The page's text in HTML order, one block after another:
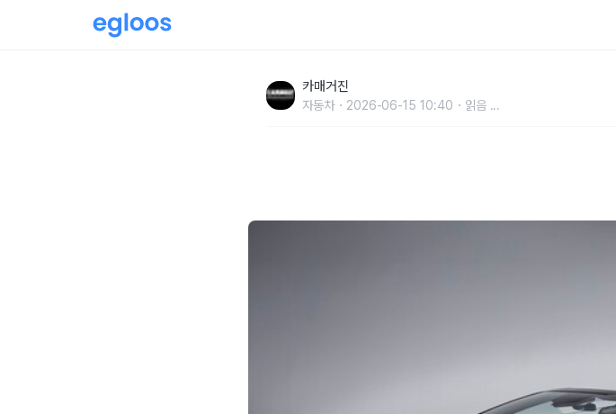
카매거진
자동차 2026-06-15 10:40 읽음 ...